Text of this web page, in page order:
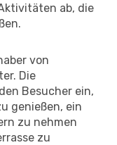
ab, die
von
Die
Besucher ein,
genießen, ein
zu nehmen
zu